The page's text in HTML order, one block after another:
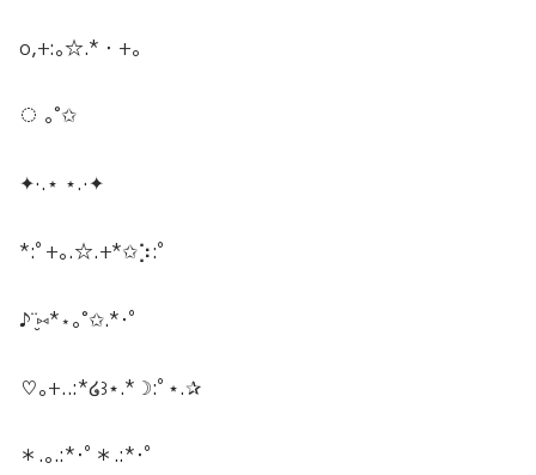
o,+:｡☆.*・+｡
◌ ｡˚✩
✦·.⋆ ⋆.·✦
*:ﾟ+｡.☆.+*✩⡱:ﾟ
♪¨̮⑅*⋆｡˚✩.*･ﾟ
♡｡+..:*໒꒱⋆.*☽:ﾟ⋆.✰
＊.｡.:*･ﾟ＊.:*･ﾟ